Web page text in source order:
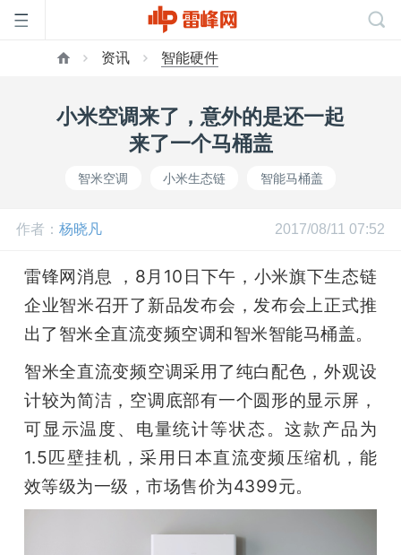
网
开
课
活
资讯 智能硬件
小米空调来了，意外的是还一起
来了一个马桶盖
智米空调 小米生态链 智能马桶盖
作者： 杨晓凡 2017/08/11 07:52
雷锋网消息 ，8月10日下午，小米旗下生态链
企业智米召开了新品发布会，发布会上正式推
出了智米全直流变频空调和智米智能马桶盖。
智米全直流变频空调采用了纯白配色，外观设
计较为简洁，空调底部有一个圆形的显示屏，
可显示温度、电量统计等状态。这款产品为
1.5匹壁挂机，采用日本直流变频压缩机，能
效等级为一级，市场售价为4399元。